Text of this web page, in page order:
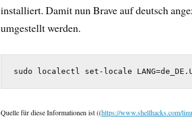
installiert. Damit nun Brave auf deutsch
umgestellt werden.
sudo localectl set-locale
Quelle für diese Informationen ist((https://www.shellhacks.com/